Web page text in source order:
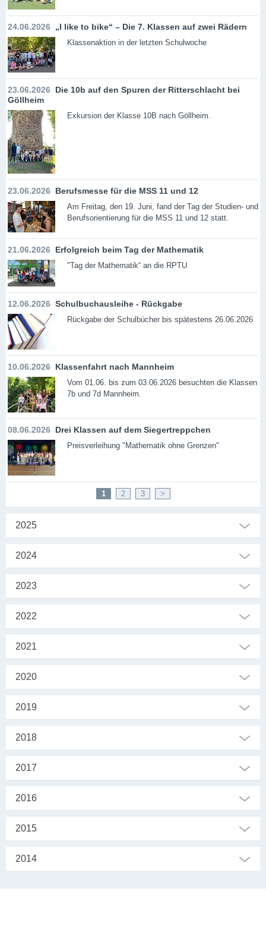
24.06.2026 „I like to bike“ – Die 7. Klassen auf zwei Rädern
Klassenaktion in der letzten Schulwoche
23.06.2026 Die 10b auf den Spuren der Ritterschlacht bei
Göllheim
Exkursion der Klasse 10B nach Göllheim.
23.06.2026 Berufsmesse für die MSS 11 und 12
Am Freitag, den 19. Juni, fand der Tag der Studien- und
Berufsorientierung für die MSS 11 und 12 statt.
21.06.2026 Erfolgreich beim Tag der Mathematik
"Tag der Mathematik“ an die RPTU
12.06.2026 Schulbuchausleihe - Rückgabe
Rückgabe der Schulbücher bis spätestens 26.06.2026
10.06.2026 Klassenfahrt nach Mannheim
Vom 01.06. bis zum 03.06.2026 besuchten die Klassen
7b und 7d Mannheim.
08.06.2026 Drei Klassen auf dem Siegertreppchen
Preisverleihung "Mathematik ohne Grenzen"
1 2 3 >
2025
2024
2023
2022
2021
2020
2019
2018
2017
2016
2015
2014